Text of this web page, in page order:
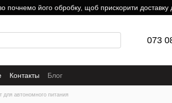
його обробку, щоб прискорити доставку
073
Контакты Блог
автономного питания